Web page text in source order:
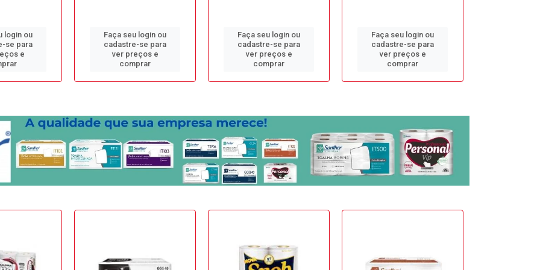
login ou
se para
e
Faça seu login ou
cadastre-se para
ver preços e
comprar
Faça seu login ou
cadastre-se para
ver preços e
comprar
Faça seu login ou
cadastre-se para
ver preços e
comprar